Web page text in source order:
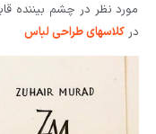
مورد نظر در چشم بیننده
درکلاسهای طراحی لباس